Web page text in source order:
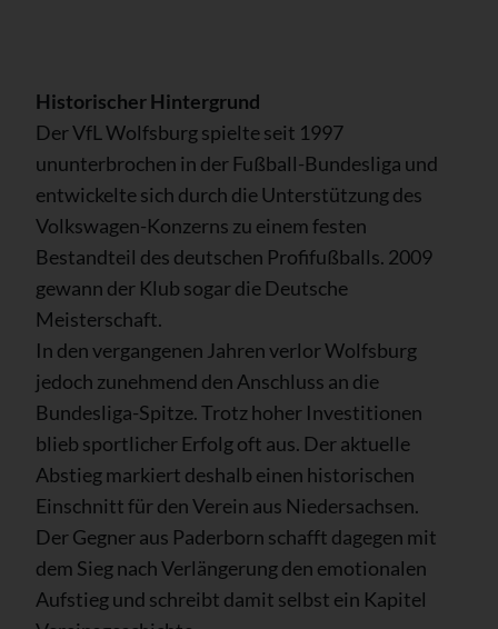
Historischer Hintergrund
Der VfL Wolfsburg spielte seit 1997
ununterbrochen in der Fußball-Bundesliga und
entwickelte sich durch die Unterstützung des
Volkswagen-Konzerns zu einem festen
Bestandteil des deutschen Profifußballs. 2009
gewann der Klub sogar die Deutsche
Meisterschaft.
In den vergangenen Jahren verlor Wolfsburg
jedoch zunehmend den Anschluss an die
Bundesliga-Spitze. Trotz hoher Investitionen
blieb sportlicher Erfolg oft aus. Der aktuelle
Abstieg markiert deshalb einen historischen
Einschnitt für den Verein aus Niedersachsen.
Der Gegner aus Paderborn schafft dagegen mit
dem Sieg nach Verlängerung den emotionalen
Aufstieg und schreibt damit selbst ein Kapitel